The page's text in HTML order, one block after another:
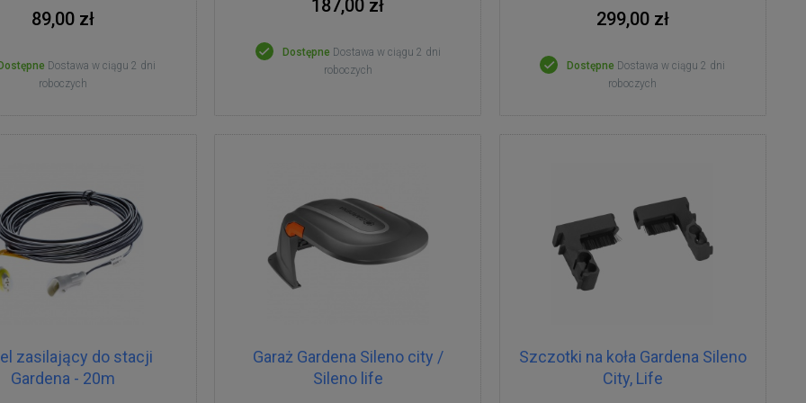
89,00 zł
Dostawa w ciągu 2 dni
roboczych
187,00 zł
Dostępne Dostawa w ciągu 2 dni
roboczych
299,00 zł
Dostępne Dostawa w ciągu 2 dni
roboczych
zasilający do stacji
Gardena - 20m
Garaż Gardena Sileno city /
Sileno life
Szczotki na koła Gardena Sileno
City, Life